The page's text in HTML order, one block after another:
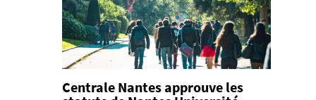
Centrale Nantes approuve les